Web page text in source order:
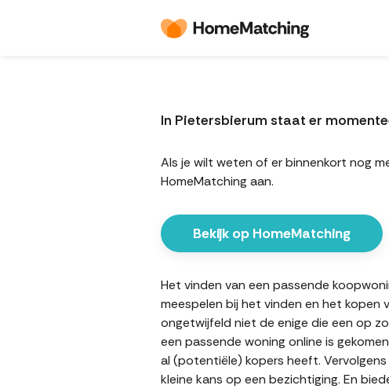
In Pietersbierum staat er
Als je wilt weten of er binnenkort nog
HomeMatching aan.
Bekijk op HomeMatching
Het vinden van een passende
meespelen bij het vinden en het kopen
ongetwijfeld niet de enige die een op
een passende woning online is
al (potentiële) kopers heeft.
kleine kans op een bezichtiging. En